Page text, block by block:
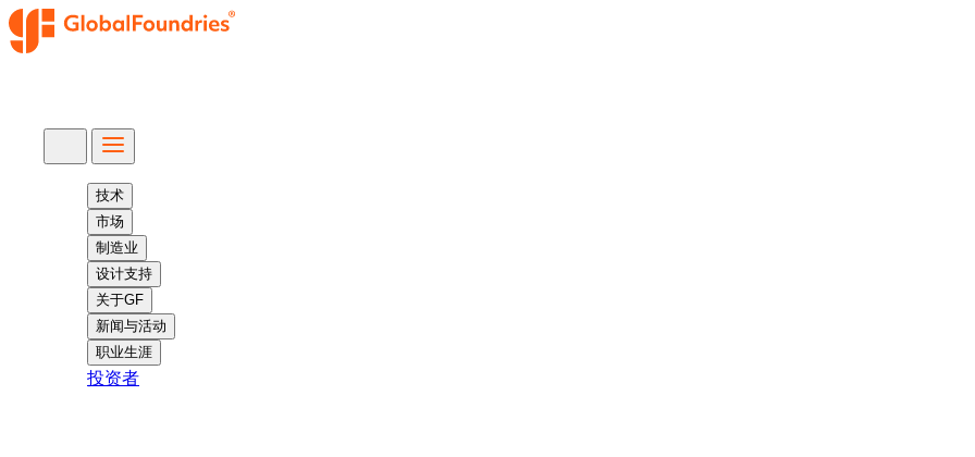
跳
至
技术
市场
制造业
设计支持
关于GF
新闻与活动
职业生涯
投资者